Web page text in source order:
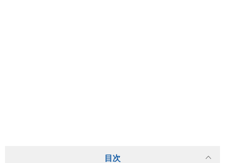
目次